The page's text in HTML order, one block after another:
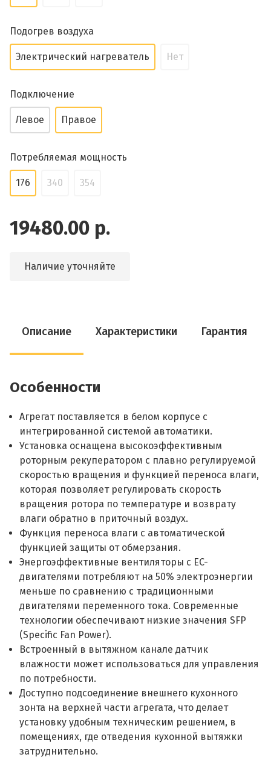
19480.00 р.
Подогрев воздуха
Электрический нагреватель Нет
Подключение
Левое Правое
Потребляемая мощность
176 340 354
Наличие уточняйте
Описание Характеристики Гарантия
Особенности
Агрегат поставляется в белом корпусе с
интегрированной системой автоматики.
Установка оснащена высокоэффективным
роторным рекуператором с плавно регулируемой
скоростью вращения и функцией переноса влаги,
которая позволяет регулировать скорость
вращения ротора по температуре и возврату
влаги обратно в приточный воздух.
Функция переноса влаги с автоматической
функцией защиты от обмерзания.
Энергоэффективные вентиляторы с EC-
двигателями потребляют на 50% электроэнергии
меньше по сравнению с традиционными
двигателями переменного тока. Современные
технологии обеспечивают низкие значения SFP
(Specific Fan Power).
Встроенный в вытяжном канале датчик
влажности может использоваться для управления
по потребности.
Доступно подсоединение внешнего кухонного
зонта на верхней части агрегата, что делает
установку удобным техническим решением, в
помещениях, где отведения кухонной вытяжки
затруднительно.